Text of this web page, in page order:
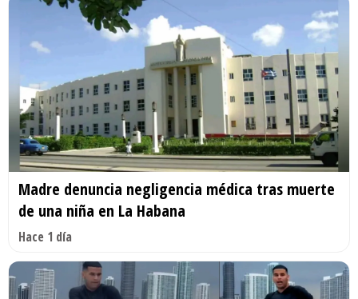
Madre denuncia negligencia médica tras muerte
de una niña en La Habana
Hace 1 día